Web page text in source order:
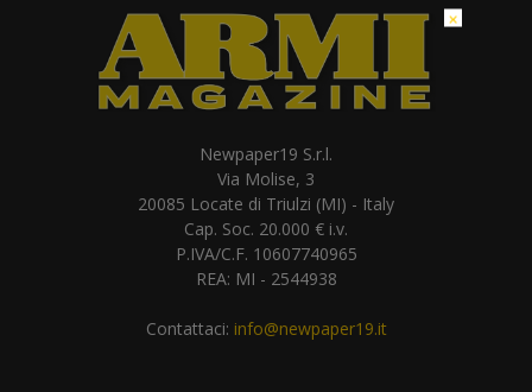
Newpaper19 S.r.l.
Via Molise, 3
20085 Locate di Triulzi (MI) - Italy
Cap. Soc. 20.000 € i.v.
P.IVA/C.F. 10607740965
REA: MI - 2544938
Contattaci: info@newpaper19.it
×